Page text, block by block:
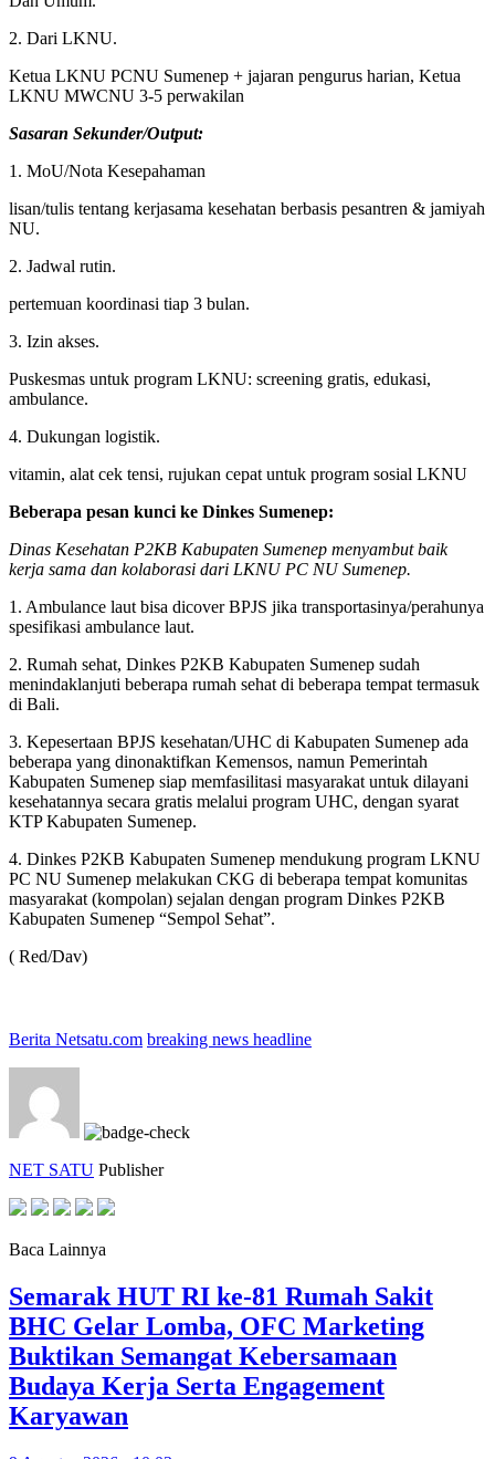
2. Dari LKNU.
Ketua LKNU PCNU Sumenep + jajaran pengurus harian, Ketua
LKNU MWCNU 3-5 perwakilan
Sasaran Sekunder/Output:
1. MoU/Nota Kesepahaman
lisan/tulis tentang kerjasama kesehatan berbasis pesantren & jamiyah
NU.
2. Jadwal rutin.
pertemuan koordinasi tiap 3 bulan.
3. Izin akses.
Puskesmas untuk program LKNU: screening gratis, edukasi,
ambulance.
4. Dukungan logistik.
vitamin, alat cek tensi, rujukan cepat untuk program sosial LKNU
Beberapa pesan kunci ke Dinkes Sumenep:
Dinas Kesehatan P2KB Kabupaten Sumenep menyambut baik
kerja sama dan kolaborasi dari LKNU PC NU Sumenep.
1. Ambulance laut bisa dicover BPJS jika transportasinya/perahunya
spesifikasi ambulance laut.
2. Rumah sehat, Dinkes P2KB Kabupaten Sumenep sudah
menindaklanjuti beberapa rumah sehat di beberapa tempat termasuk
di Bali.
3. Kepesertaan BPJS kesehatan/UHC di Kabupaten Sumenep ada
beberapa yang dinonaktifkan Kemensos, namun Pemerintah
Kabupaten Sumenep siap memfasilitasi masyarakat untuk dilayani
kesehatannya secara gratis melalui program UHC, dengan syarat
KTP Kabupaten Sumenep.
4. Dinkes P2KB Kabupaten Sumenep mendukung program LKNU
PC NU Sumenep melakukan CKG di beberapa tempat komunitas
masyarakat (kompolan) sejalan dengan program Dinkes P2KB
Kabupaten Sumenep “Sempol Sehat”.
( Red/Dav)
Berita Netsatu.com breaking news headline
NET SATU Publisher
Baca Lainnya
Semarak HUT RI ke-81 Rumah Sakit
BHC Gelar Lomba, OFC Marketing
Buktikan Semangat Kebersamaan
Budaya Kerja Serta Engagement
Karyawan